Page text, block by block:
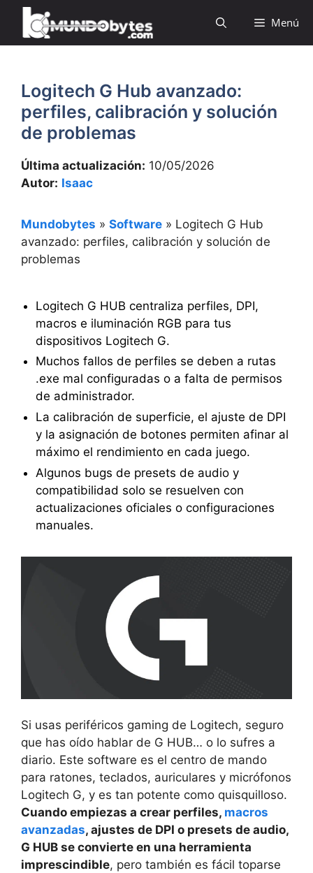
Saltar
contenido
Menú
Logitech G Hub avanzado:
perfiles, calibración y solución
de problemas
Última actualización: 10/05/2026
Autor: Isaac
Mundobytes » Software » Logitech G Hub
avanzado: perfiles, calibración y solución de
problemas
Logitech G HUB centraliza perfiles, DPI,
macros e iluminación RGB para tus
dispositivos Logitech G.
Muchos fallos de perfiles se deben a rutas
.exe mal configuradas o a falta de permisos
de administrador.
La calibración de superficie, el ajuste de DPI
y la asignación de botones permiten afinar al
máximo el rendimiento en cada juego.
Algunos bugs de presets de audio y
compatibilidad solo se resuelven con
actualizaciones oficiales o configuraciones
manuales.
Si usas periféricos gaming de Logitech, seguro
que has oído hablar de G HUB… o lo sufres a
diario. Este software es el centro de mando
para ratones, teclados, auriculares y micrófonos
Logitech G, y es tan potente como quisquilloso.
Cuando empiezas a crear perfiles, macros
avanzadas, ajustes de DPI o presets de audio,
G HUB se convierte en una herramienta
imprescindible, pero también es fácil toparse